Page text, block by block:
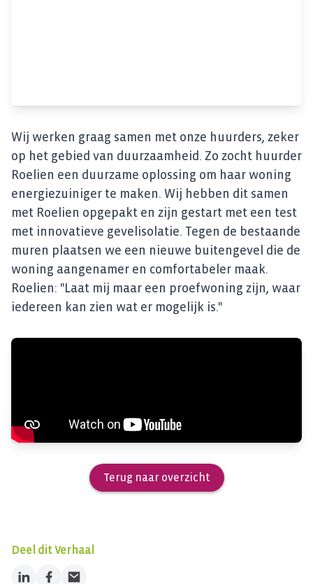
Wij werken graag samen met onze huurders, zeker
op het gebied van duurzaamheid. Zo zocht huurder
Roelien een duurzame oplossing om haar woning
energiezuiniger te maken. Wij hebben dit samen
met Roelien opgepakt en zijn gestart met een test
met innovatieve gevelisolatie. Tegen de bestaande
muren plaatsen we een nieuwe buitengevel die de
woning aangenamer en comfortabeler maak.
Roelien: "Laat mij maar een proefwoning zijn, waar
iedereen kan zien wat er mogelijk is."
Terug naar overzicht
Deel dit Verhaal
LinkedInFacebook
Email